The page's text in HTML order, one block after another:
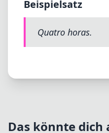
Beispielsatz
Quatro horas.
Das könnte dich